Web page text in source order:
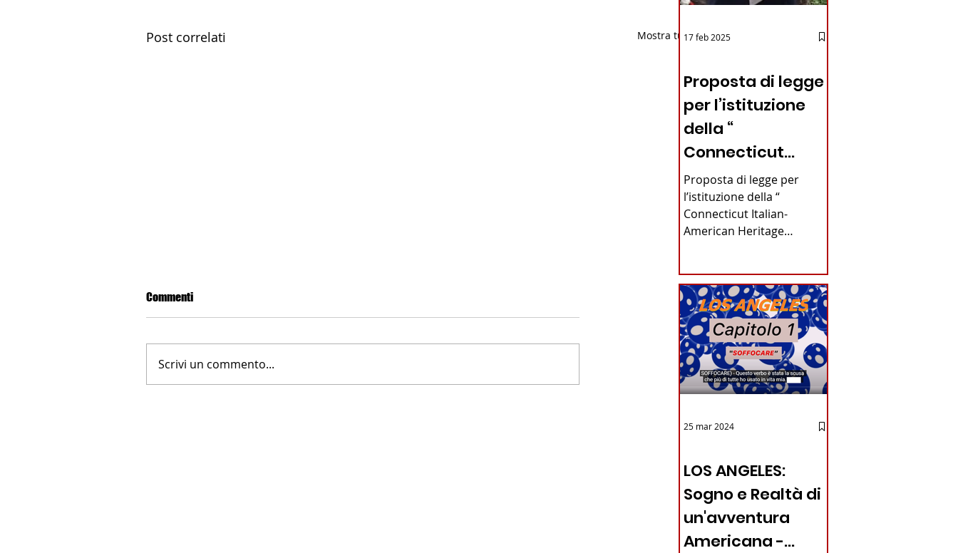
Post correlati Mostra tutti
LA NUOVA FARNESINA
Commenti
Scrivi un commento...
Proposta di legge
per l’istituzione
della “
Connecticut
Italian-American
Heritage
Commission”
Connecticut
Proposta di legge per
l’istituzione della “
Connecticut Italian-
American Heritage
Alfonso...
17 feb 2025
LOS ANGELES:
Sogno e Realtà di
un'avventura
Americana -
25 mar 2024